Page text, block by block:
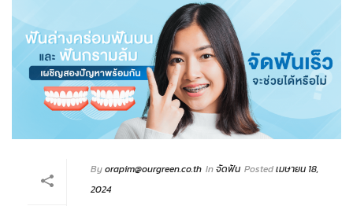
Byorapim@ourgreen.co.th Inจัดฟัน Postedเมษายน 18,
2024